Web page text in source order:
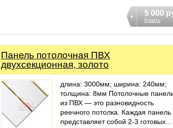
5 000
Купить
Панель потолочная ПВХ
двухсекционная, золото
длина: 3000мм; ширина: 240мм;
толщина: 8мм Потолочные
из ПВХ — это разновидность
реечного потолка. Каждая панель
представляет собой 2-3 готовых…